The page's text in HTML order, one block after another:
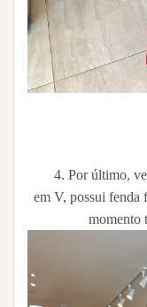
4. Por último,
em V, possui fenda
momento